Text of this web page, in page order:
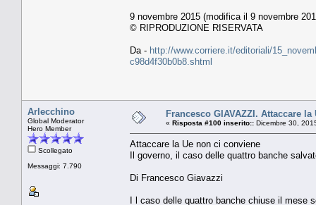
9 novembre 2015 (modifica il 9 novembre
© RIPRODUZIONE RISERVATA
Da - http://www.corriere.it/editoriali/
c98d4f30b0b8.shtml
Arlecchino
Global Moderator
Hero Member
Scollegato
Messaggi: 7.790
Francesco GIAVAZZI. Attaccare
« Risposta #100 inserito:: Dicembre 30,
Attaccare la Ue non ci conviene
Il governo, il caso delle quattro banche
Di Francesco Giavazzi
I l caso delle quattro banche chiuse il mese